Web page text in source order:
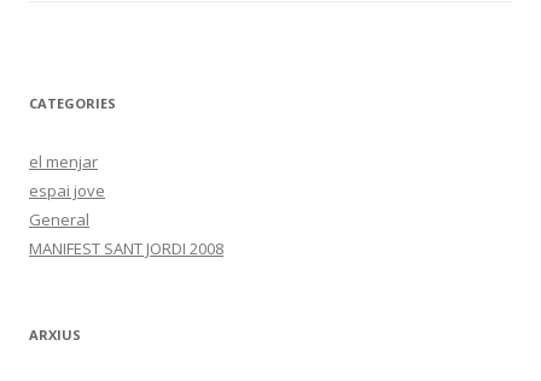
k
CATEGORIES
el menjar
espai jove
General
MANIFEST SANT JORDI 2008
ARXIUS